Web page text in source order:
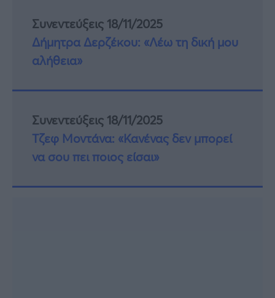
Συνεντεύξεις 18/11/2025
Δήμητρα Δερζέκου: «Λέω τη δική μου
αλήθεια»
Συνεντεύξεις 18/11/2025
Τζεφ Μοντάνα: «Κανένας δεν μπορεί
να σου πει ποιος είσαι»